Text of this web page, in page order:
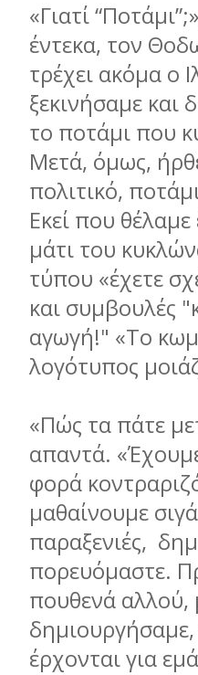
«Γιατί
έντεκα, τον
τρέχει ακόµα ο
ξεκινήσαµε
το ποτάµι που
Μετά, όµως,
πολιτικό,
Εκεί που
µάτι του
τύπου «έχετε
και συµβουλές
αγωγή!" «Το
λογότυπος
«Πώς τα πάτε
απαντά.
φορά
µαθαίνουµε
παραξενιές,
πορευόµαστε.
πουθενά αλλού,
έρχονται για